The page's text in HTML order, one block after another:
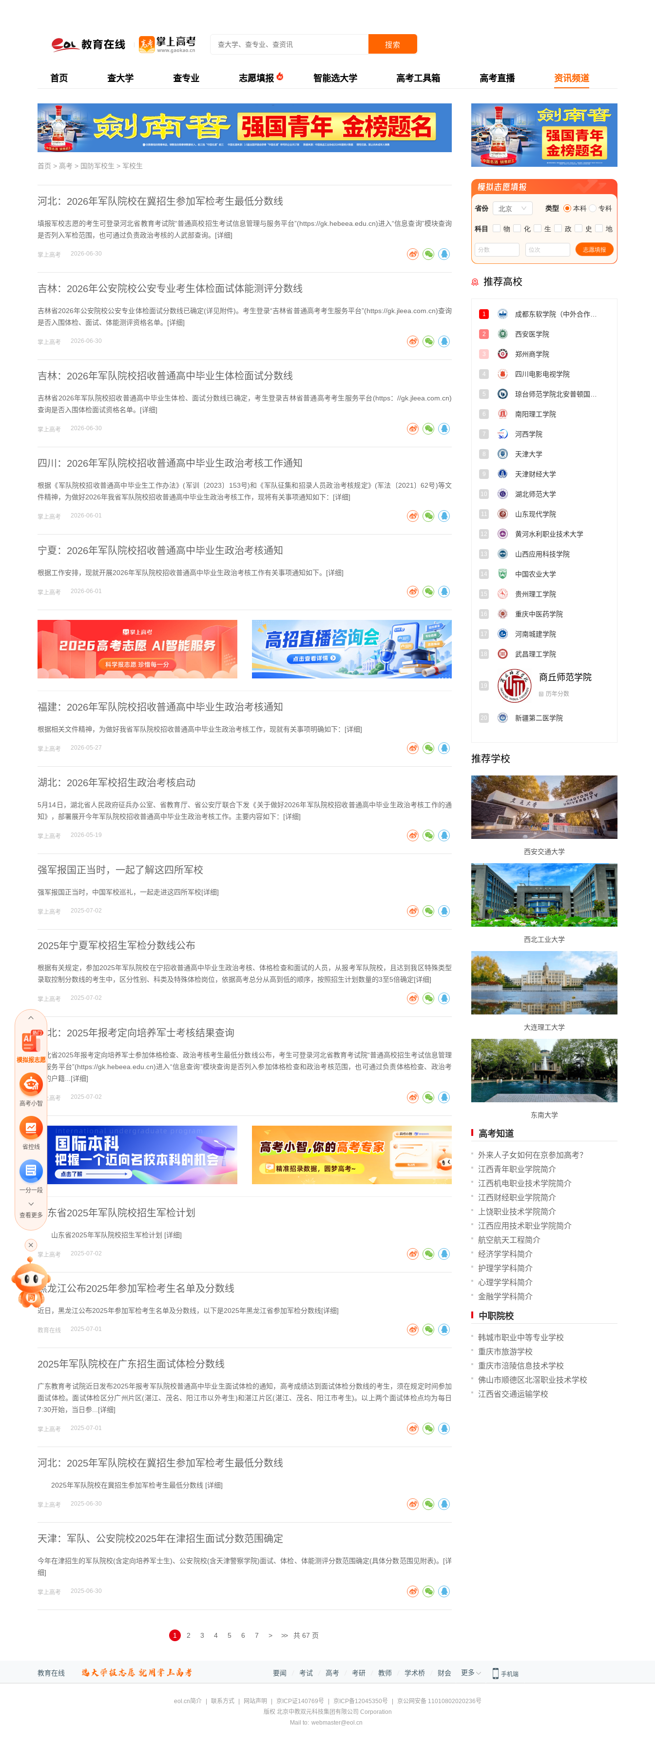
搜索
首页 查大学 查专业 志愿填报 智能选大学 高考工具箱 高考直播 资讯频道
模拟报志愿
高考小智
省控线
一分一段
专家指导课
高考作文
高考估分
查看更多
首页 > 高考 > 国防军校生 > 军校生
河北：2026年军队院校在冀招生参加军检考生最低分数线
填报军校志愿的考生可登录河北省教育考试院“普通高校招生考试信息管理与服务平台”(https://gk.hebeea.edu.cn)进入“信息查询”模块查询
是否列入军检范围，也可通过负责政治考核的人武部查询。[详细]
掌上高考 2026-06-30
吉林：2026年公安院校公安专业考生体检面试体能测评分数线
吉林省2026年公安院校公安专业体检面试分数线已确定(详见附件)。考生登录“吉林省普通高考考生服务平台”(https://gk.jleea.com.cn)查询
是否入围体检、面试、体能测评资格名单。[详细]
掌上高考 2026-06-30
吉林：2026年军队院校招收普通高中毕业生体检面试分数线
吉林省2026年军队院校招收普通高中毕业生体检、面试分数线已确定，考生登录吉林省普通高考考生服务平台(https：//gk.jleea.com.cn)
查询是否入围体检面试资格名单。[详细]
掌上高考 2026-06-30
四川：2026年军队院校招收普通高中毕业生政治考核工作通知
根据《军队院校招收普通高中毕业生工作办法》(军训〔2023〕153号)和《军队征集和招录人员政治考核规定》(军法〔2021〕62号)等文
件精神，为做好2026年我省军队院校招收普通高中毕业生政治考核工作，现将有关事项通知如下：[详细]
掌上高考 2026-06-01
宁夏：2026年军队院校招收普通高中毕业生政治考核通知
根据工作安排，现就开展2026年军队院校招收普通高中毕业生政治考核工作有关事项通知如下。[详细]
掌上高考 2026-06-01
福建：2026年军队院校招收普通高中毕业生政治考核通知
根据相关文件精神，为做好我省军队院校招收普通高中毕业生政治考核工作，现就有关事项明确如下：[详细]
掌上高考 2026-05-27
湖北：2026年军校招生政治考核启动
5月14日，湖北省人民政府征兵办公室、省教育厅、省公安厅联合下发《关于做好2026年军队院校招收普通高中毕业生政治考核工作的通
知》，部署展开今年军队院校招收普通高中毕业生政治考核工作。主要内容如下：[详细]
掌上高考 2026-05-19
强军报国正当时，一起了解这四所军校
强军报国正当时，中国军校巡礼，一起走进这四所军校[详细]
掌上高考 2025-07-02
2025年宁夏军校招生军检分数线公布
根据有关规定，参加2025年军队院校在宁招收普通高中毕业生政治考核、体格检查和面试的人员，从报考军队院校，且达到我区特殊类型
录取控制分数线的考生中，区分性别、科类及特殊体检岗位，依据高考总分从高到低的顺序，按照招生计划数量的3至5倍确定[详细]
掌上高考 2025-07-02
河北：2025年报考定向培养军士考核结果查询
河北省2025年报考定向培养军士参加体格检查、政治考核考生最低分数线公布，考生可登录河北省教育考试院“普通高校招生考试信息管理
与服务平台”(https://gk.hebeea.edu.cn)进入“信息查询”模块查询是否列入参加体格检查和政治考核范围，也可通过负责体格检查、政治考
核的户籍...[详细]
掌上高考 2025-07-02
山东省2025年军队院校招生军检计划
山东省2025年军队院校招生军检计划 [详细]
掌上高考 2025-07-02
黑龙江公布2025年参加军检考生名单及分数线
近日，黑龙江公布2025年参加军检考生名单及分数线，以下是2025年黑龙江省参加军检分数线[详细]
教育在线 2025-07-01
2025年军队院校在广东招生面试体检分数线
广东教育考试院近日发布2025年报考军队院校普通高中毕业生面试体检的通知，高考成绩达到面试体检分数线的考生，须在规定时间参加
面试体检。面试体检区分广州片区(湛江、茂名、阳江市以外考生)和湛江片区(湛江、茂名、阳江市考生)。以上两个面试体检点均为每日
7:30开始，当日参...[详细]
掌上高考 2025-07-01
河北：2025年军队院校在冀招生参加军检考生最低分数线
2025年军队院校在冀招生参加军检考生最低分数线 [详细]
掌上高考 2025-06-30
天津：军队、公安院校2025年在津招生面试分数范围确定
今年在津招生的军队院校(含定向培养军士生)、公安院校(含天津警察学院)面试、体检、体能测评分数范围确定(具体分数范围见附表)。[详
细]
掌上高考 2025-06-30
1 2 3 4 5 6 7 > >> 共 67 页
推荐高校
1
2 西安医学院
3 郑州商学院
4 四川电影电视学院
5
6 南阳理工学院
7 河西学院
8 天津大学
9 天津财经大学
10 湖北师范大学
11 山东现代学院
12 黄河水利职业技术大学
13 山西应用科技学院
14 中国农业大学
15 贵州理工学院
16 重庆中医药学院
17 河南城建学院
18 武昌理工学院
商丘师范学院
新疆第二医学院
历年分数
推荐学校
西安交通大学
西北工业大学
大连理工大学
东南大学
高考知道
外来人子女如何在京参加高考？
江西青年职业学院简介
江西机电职业技术学院简介
江西财经职业学院简介
上饶职业技术学院简介
江西应用技术职业学院简介
航空航天工程简介
经济学学科简介
护理学学科简介
心理学学科简介
金融学学科简介
中职院校
韩城市职业中等专业学校
重庆市旅游学校
重庆市涪陵信息技术学校
佛山市顺德区北滘职业技术学校
江西省交通运输学校
教育在线 要闻 考试 高考 考研 教师 学术桥 财会 更多 手机端
eol.cn简介 联系方式 网站声明 京ICP证140769号 京ICP备12045350号
京公网安备 11010802020236号
版权 北京中教双元科技集团有限公司 Corporation
Mail to: webmaster@eol.cn